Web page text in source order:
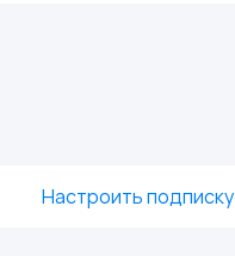
Настроить подписку